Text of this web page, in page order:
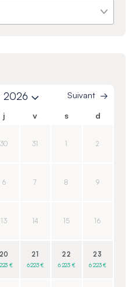
2026 Suivant
j v s d
30 31 1 2
6 7 8 9
13 14 15 16
20
€
21
6 223 €
22
6 223 €
23
6 223 €